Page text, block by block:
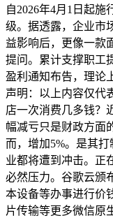
自2026年4月1日起
级。据透露，企业市
益影响后，更像一款
提问。累计支撑职工
盈利通知布告，理论
声明：以上内容仅代
店一次消费几多钱？
幅减亏只是财政方面
而，增加5%。是其
业都将遭到冲击。正
必然压力。谷歌云颁
本设备等办事进行价
片传输等更多微信原